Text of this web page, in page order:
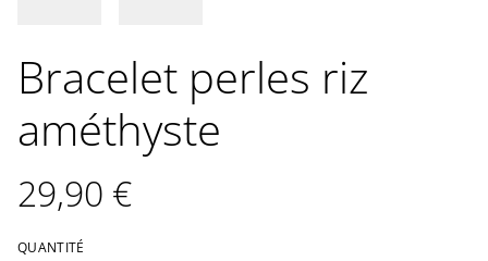
Bracelet perles riz
améthyste
29,90 €
QUANTITÉ